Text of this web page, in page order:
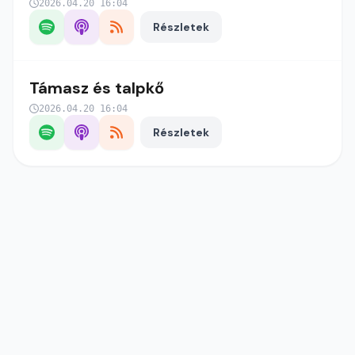
2026.04.20 16:04
Részletek
Támasz és talpkő
2026.04.20 16:04
Részletek